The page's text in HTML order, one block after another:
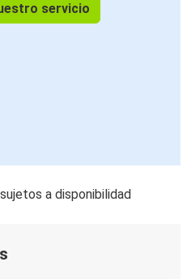
servicio
a disponibilidad